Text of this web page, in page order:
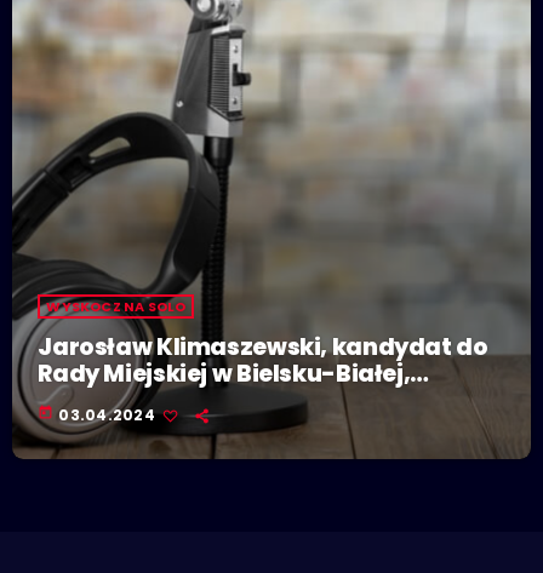
WYSKOCZ NA SOLO
Jarosław Klimaszewski, kandydat do
Rady Miejskiej w Bielsku-Białej,
kandydat na prezydenta Bielska-Białej
(KWW Jarosława Klimaszewskiego)
today 03.04.2024